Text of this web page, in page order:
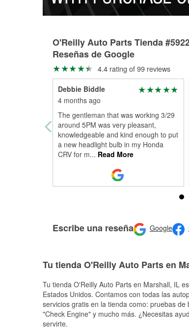
O'Reilly Auto Parts Tienda
Reseñas de Google
4.4 rating of 99 reviews
Debbie Biddle
4 months ago
The gentleman that was working 3/29
around 5PM was very pleasant,
knowledgeable and kind enough to put
a new headlight bulb in my Honda
CRV for m... Read More
Escribe una reseña Google
Tu tienda O'Reilly Auto Parts en
Tu tienda O'Reilly Auto Parts en Marshall, IL
Estados Unidos. Contamos con todas las
servicios gratis en la tienda como: pruebas
"Check Engine" y mucho más. ¿Necesitas
servirte.